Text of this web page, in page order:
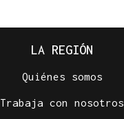
LA REGIÓN
Quiénes somos
Trabaja con nosotros